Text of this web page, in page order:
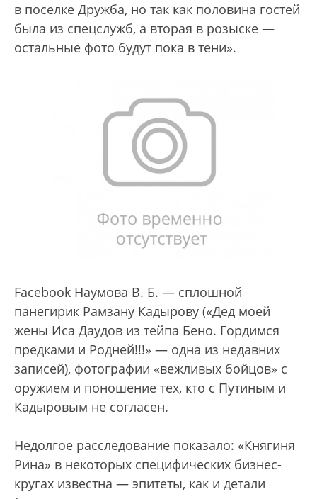
в поселке Дружба, но так как половина гостей
была из спецслужб, а вторая в розыске —
остальные фото будут пока в тени».
Facebook Наумова В. Б. — сплошной
панегирик Рамзану Кадырову («Дед моей
жены Иса Даудов из тейпа Бено. Гордимся
предками и Родней!!!» — одна из недавних
записей), фотографии «вежливых бойцов» с
оружием и поношение тех, кто с Путиным и
Кадыровым не согласен.
Недолгое расследование показало: «Княгиня
Рина» в некоторых специфических бизнес-
кругах известна — эпитеты, как и детали